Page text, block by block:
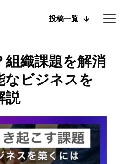
投稿一覧
組織課題を解消
なビジネスを
説